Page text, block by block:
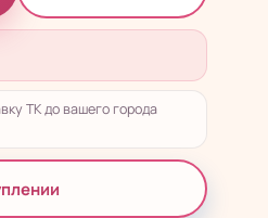
ТК до вашего города